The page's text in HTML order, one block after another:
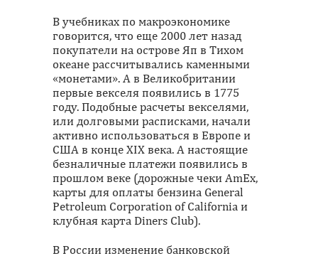
В учебниках по макроэкономике
говорится, что еще 2000 лет назад
покупатели на острове Яп в Тихом
океане рассчитывались каменными
«монетами». А в Великобритании
первые векселя появились в 1775
году. Подобные расчеты векселями,
или долговыми расписками, начали
активно использоваться в Европе и
США в конце XIX века. А настоящие
безналичные платежи появились в
прошлом веке (дорожные чеки AmEx,
карты для оплаты бензина General
Petroleum Corporation of California и
клубная карта Diners Club).
В России изменение банковской